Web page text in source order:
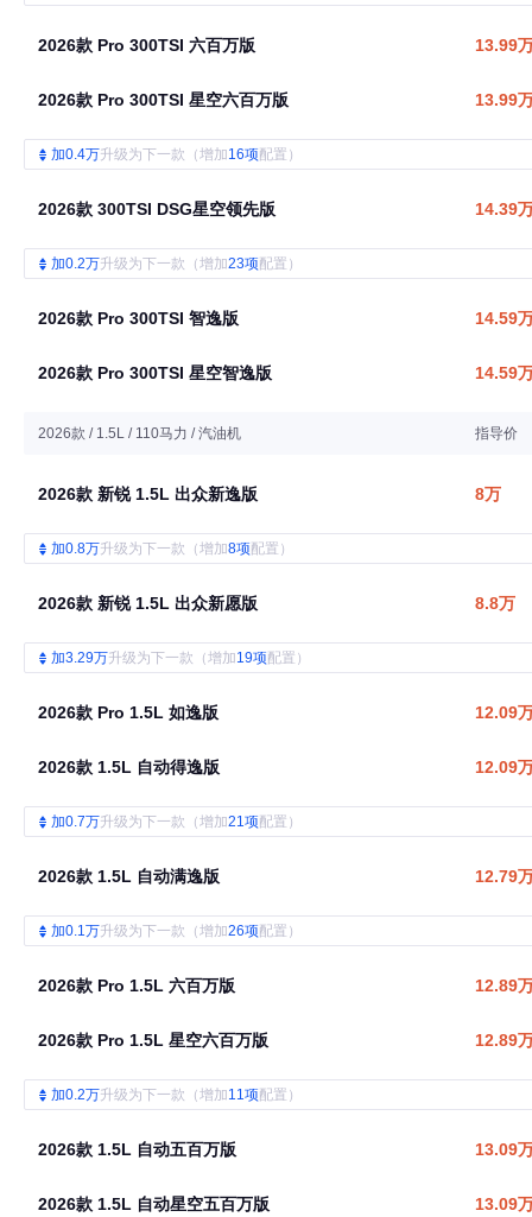
2026款 Pro 300TSI 六百万版 13.99
2026款 Pro 300TSI 星空六百万版 13.99
加0.4万升级为下一款（增加16项配置）
2026款 300TSI DSG星空领先版 14.39
加0.2万升级为下一款（增加23项配置）
2026款 Pro 300TSI 智逸版 14.59
2026款 Pro 300TSI 星空智逸版 14.59
2026款 / 1.5L / 110马力 / 汽油机 指导价
2026款 新锐 1.5L 出众新逸版 8万
加0.8万升级为下一款（增加8项配置）
2026款 新锐 1.5L 出众新愿版 8.8万
加3.29万升级为下一款（增加19项配置）
2026款 Pro 1.5L 如逸版 12.09
2026款 1.5L 自动得逸版 12.09
加0.7万升级为下一款（增加21项配置）
2026款 1.5L 自动满逸版 12.79
加0.1万升级为下一款（增加26项配置）
2026款 Pro 1.5L 六百万版 12.89
2026款 Pro 1.5L 星空六百万版 12.89
加0.2万升级为下一款（增加11项配置）
2026款 1.5L 自动五百万版 13.09
2026款 1.5L 自动星空五百万版 13.09